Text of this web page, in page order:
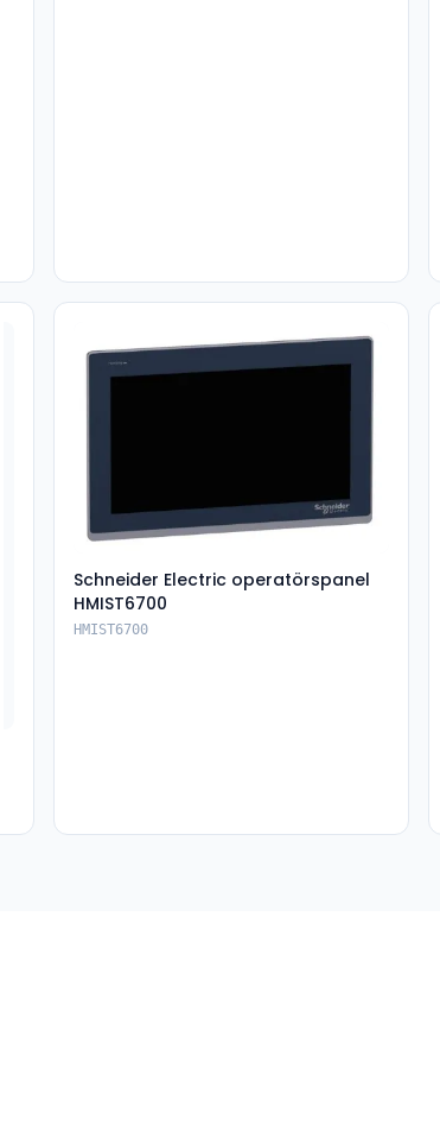
Schneider Electric operatörspanel
HMIST6700
HMIST6700